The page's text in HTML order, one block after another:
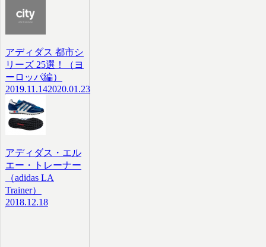
アディダス 都市シ
リーズ 25選！（ヨ
ーロッパ編）
2019.11.142020.01.23
アディダス・エル
エー・トレーナー
（adidas LA
Trainer）
2018.12.18